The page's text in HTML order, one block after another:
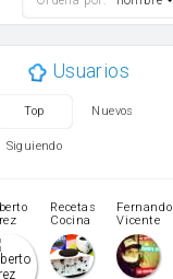
Usuarios
Top Nuevos
Siguiendo
Recetas
Cocina
Fernando
Vicente